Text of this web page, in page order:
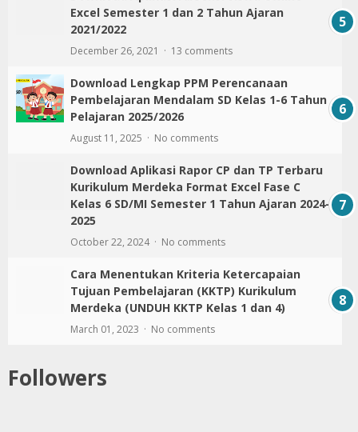
Excel Semester 1 dan 2 Tahun Ajaran
2021/2022
December 26, 2021 13 comments
Download Lengkap PPM Perencanaan
Pembelajaran Mendalam SD Kelas 1-6 Tahun
Pelajaran 2025/2026
August 11, 2025 No comments
Download Aplikasi Rapor CP dan TP Terbaru
Kurikulum Merdeka Format Excel Fase C
Kelas 6 SD/MI Semester 1 Tahun Ajaran 2024-
2025
October 22, 2024 No comments
Cara Menentukan Kriteria Ketercapaian
Tujuan Pembelajaran (KKTP) Kurikulum
Merdeka (UNDUH KKTP Kelas 1 dan 4)
March 01, 2023 No comments
Followers